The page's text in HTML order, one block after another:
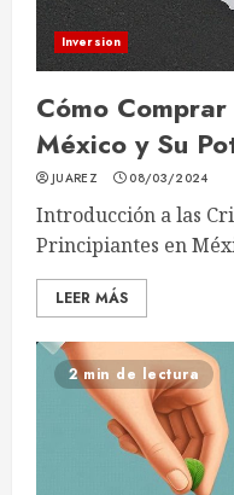
Inversion
Cómo
México y Su
JUAREZ 08/03/2024
Introducción a las
Principiantes en
LEER MÁS
2 min de lectura